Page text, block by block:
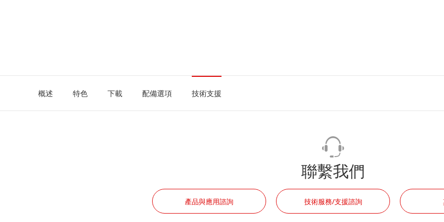
概述 特色 下載 配備選項 技術支援
聯繫我們
產品與應用諮詢 技術服務/支援諮詢